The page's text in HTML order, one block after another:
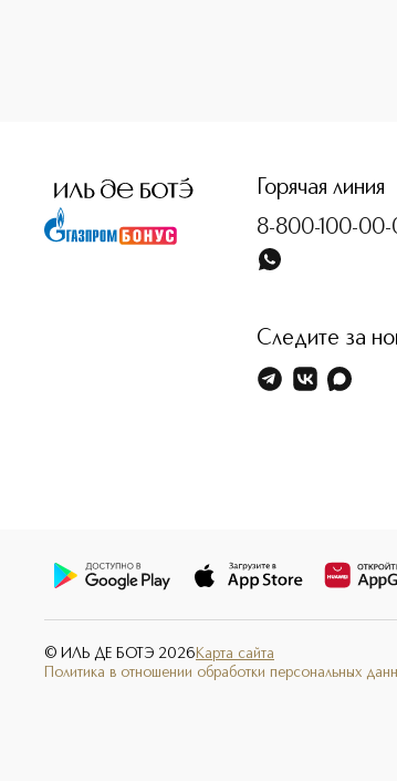
Горячая линия
8-800-100-
Следите за
© ИЛЬ ДЕ БОТЭ 2026 Карта сайта
Политика в отношении обработки персональных